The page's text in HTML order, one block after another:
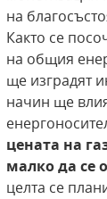
на
Както се
на общия
ще изградят
начин ще
цената на
малко да се
целта се